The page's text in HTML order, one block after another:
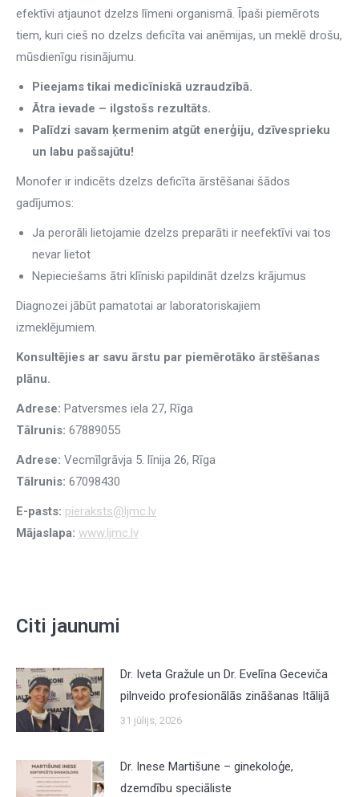
efektīvi atjaunot dzelzs līmeni organismā. Īpaši piemērots
tiem, kuri cieš no dzelzs deficīta vai anēmijas, un meklē drošu,
mūsdienīgu risinājumu.
Pieejams tikai medicīniskā uzraudzībā.
Ātra ievade – ilgstošs rezultāts.
Palīdzi savam ķermenim atgūt enerģiju, dzīvesprieku
un labu pašsajūtu!
Monofer ir indicēts dzelzs deficīta ārstēšanai šādos
gadījumos:
Ja perorāli lietojamie dzelzs preparāti ir neefektīvi vai tos
nevar lietot
Nepieciešams ātri klīniski papildināt dzelzs krājumus
Diagnozei jābūt pamatotai ar laboratoriskajiem
izmeklējumiem.
Konsultējies ar savu ārstu par piemērotāko ārstēšanas
plānu.
Adrese: Patversmes iela 27, Rīga
Tālrunis: 67889055
Adrese: Vecmīlgrāvja 5. līnija 26, Rīga
Tālrunis: 67098430
E-pasts: pieraksts@ljmc.lv
Mājaslapa: www.ljmc.lv
Citi jaunumi
Dr. Iveta Gražule un Dr. Evelīna Geceviča
pilnveido profesionālās zināšanas Itālijā
31 jūlijs, 2026
Dr. Inese Martišune – ginekoloģe,
dzemdību speciāliste